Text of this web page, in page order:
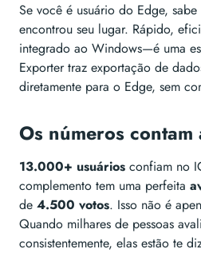
Se você é usuário do Edge,
encontrou seu lugar. Rápido,
integrado ao Windows—é uma
Exporter traz exportação de
diretamente para o Edge, sem
Os números contam
13.000+ usuários confiam no
complemento tem uma perfeita
de 4.500 votos. Isso não é
Quando milhares de pessoas
consistentemente, elas estão te